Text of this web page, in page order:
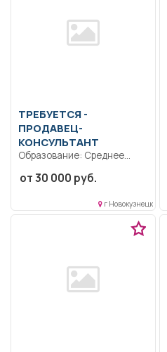
ТРЕБУЕТСЯ -
ПРОДАВЕЦ-
КОНСУЛЬТАНТ
Образование: Среднее
образование.
радиоэлектроника. Знание
основ работы...
от 30 000 руб.
г Новокузнецк